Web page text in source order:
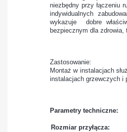
niezbędny przy łączeniu
indywidualnych
wykazuje dobre
bezpiecznym dla zdrowia,
Zastosowanie:
Montaż w instalacjach
instalacjach grzewczych i
Parametry techniczne:
Rozmiar przyłącza: